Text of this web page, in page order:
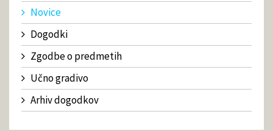
Novice
Dogodki
Zgodbe o predmetih
Učno gradivo
Arhiv dogodkov